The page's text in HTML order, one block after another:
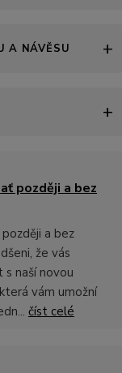
A NÁVĚSU
později a bez
a bez
že vás
s naší novou
vám umožní
číst celé